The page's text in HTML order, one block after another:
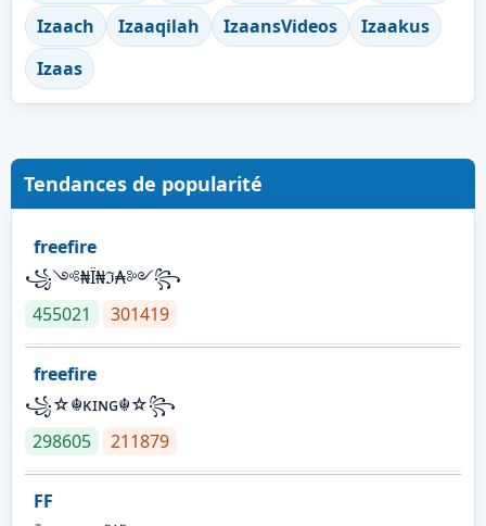
Izaach
Izaaqilah IzaansVideos
Izaakus
Izaas
Tendances de popularité
freefire
꧁༺₦Ї₦ℑ₳༻꧂
455021
301419
freefire
꧁☆☬κɪɴɢ☬☆꧂
298605
211879
FF